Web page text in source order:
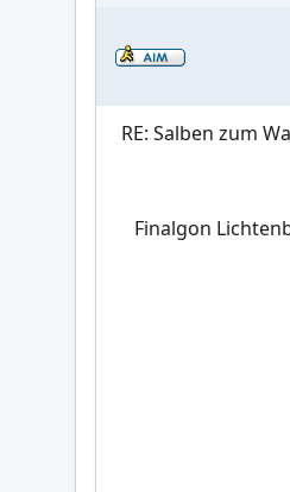
RE: Salben zum
Finalgon